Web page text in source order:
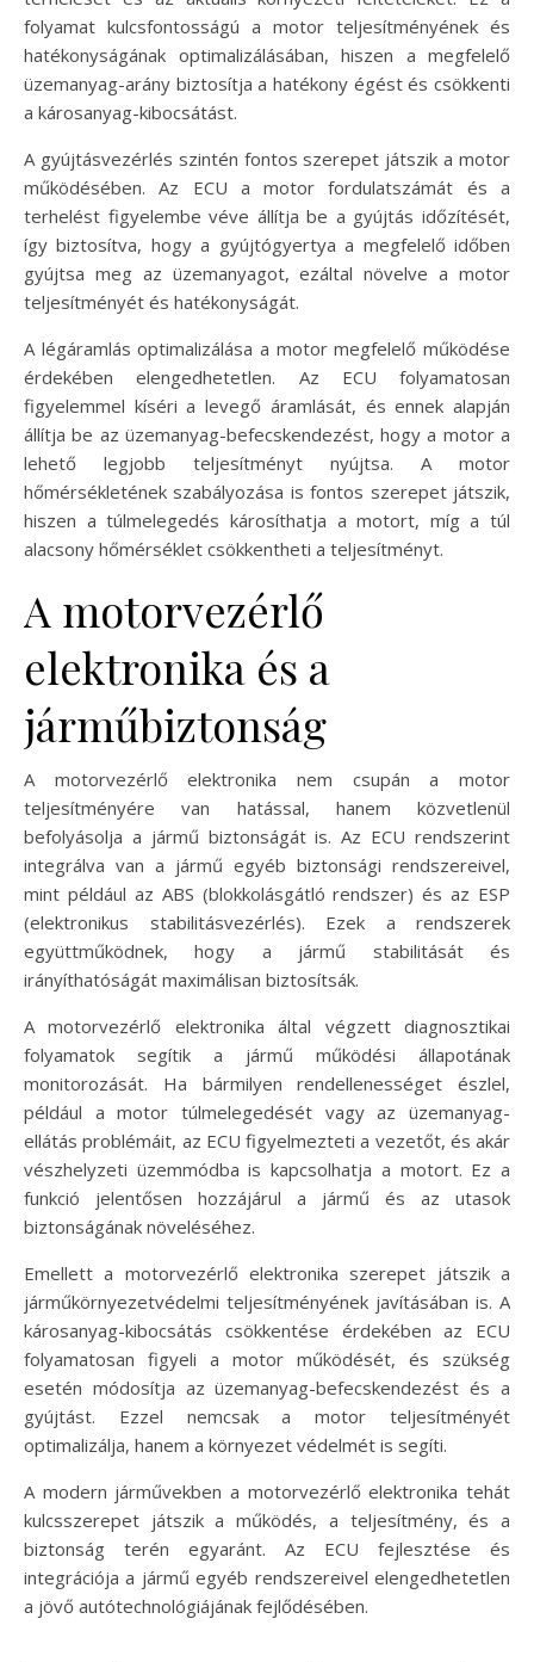
folyamat kulcsfontosságú a motor teljesítményének és
hatékonyságának optimalizálásában, hiszen a megfelelő
üzemanyag-arány biztosítja a hatékony égést és csökkenti
a károsanyag-kibocsátást.
A gyújtásvezérlés szintén fontos szerepet játszik a motor
működésében. Az ECU a motor fordulatszámát és a
terhelést figyelembe véve állítja be a gyújtás időzítését,
így biztosítva, hogy a gyújtógyertya a megfelelő időben
gyújtsa meg az üzemanyagot, ezáltal növelve a motor
teljesítményét és hatékonyságát.
A légáramlás optimalizálása a motor megfelelő működése
érdekében elengedhetetlen. Az ECU folyamatosan
figyelemmel kíséri a levegő áramlását, és ennek alapján
állítja be az üzemanyag-befecskendezést, hogy a motor a
lehető legjobb teljesítményt nyújtsa. A motor
hőmérsékletének szabályozása is fontos szerepet játszik,
hiszen a túlmelegedés károsíthatja a motort, míg a túl
alacsony hőmérséklet csökkentheti a teljesítményt.
A motorvezérlő
elektronika és a
járműbiztonság
A motorvezérlő elektronika nem csupán a motor
teljesítményére van hatással, hanem közvetlenül
befolyásolja a jármű biztonságát is. Az ECU rendszerint
integrálva van a jármű egyéb biztonsági rendszereivel,
mint például az ABS (blokkolásgátló rendszer) és az ESP
(elektronikus stabilitásvezérlés). Ezek a rendszerek
együttműködnek, hogy a jármű stabilitását és
irányíthatóságát maximálisan biztosítsák.
A motorvezérlő elektronika által végzett diagnosztikai
folyamatok segítik a jármű működési állapotának
monitorozását. Ha bármilyen rendellenességet észlel,
például a motor túlmelegedését vagy az üzemanyag-
ellátás problémáit, az ECU figyelmezteti a vezetőt, és akár
vészhelyzeti üzemmódba is kapcsolhatja a motort. Ez a
funkció jelentősen hozzájárul a jármű és az utasok
biztonságának növeléséhez.
Emellett a motorvezérlő elektronika szerepet játszik a
járműkörnyezetvédelmi teljesítményének javításában is. A
károsanyag-kibocsátás csökkentése érdekében az ECU
folyamatosan figyeli a motor működését, és szükség
esetén módosítja az üzemanyag-befecskendezést és a
gyújtást. Ezzel nemcsak a motor teljesítményét
optimalizálja, hanem a környezet védelmét is segíti.
A modern járművekben a motorvezérlő elektronika tehát
kulcsszerepet játszik a működés, a teljesítmény, és a
biztonság terén egyaránt. Az ECU fejlesztése és
integrációja a jármű egyéb rendszereivel elengedhetetlen
a jövő autótechnológiájának fejlődésében.